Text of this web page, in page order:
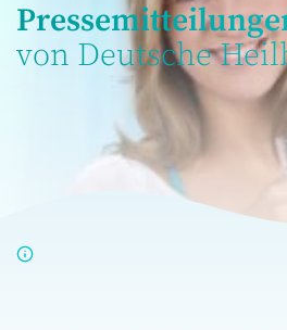
von Deutsche